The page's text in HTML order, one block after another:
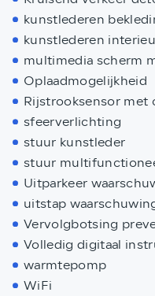
kunstlederen
kunstlederen
multimedia scherm
Oplaadmogelijkheid
Rijstrooksensor met
sfeerverlichting
stuur kunstleder
stuur
Uitparkeer
uitstap
Vervolgbotsing
Volledig digitaal
warmtepomp
WiFi